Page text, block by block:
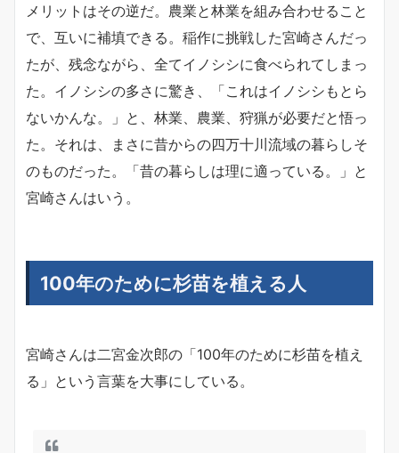
メリットはその逆だ。農業と林業を組み合わせること
で、互いに補填できる。稲作に挑戦した宮崎さんだっ
たが、残念ながら、全てイノシシに食べられてしまっ
た。イノシシの多さに驚き、「これはイノシシもとら
ないかんな。」と、林業、農業、狩猟が必要だと悟っ
た。それは、まさに昔からの四万十川流域の暮らしそ
のものだった。「昔の暮らしは理に適っている。」と
宮崎さんはいう。
100年のために杉苗を植える人
宮崎さんは二宮金次郎の「100年のために杉苗を植え
る」という言葉を大事にしている。